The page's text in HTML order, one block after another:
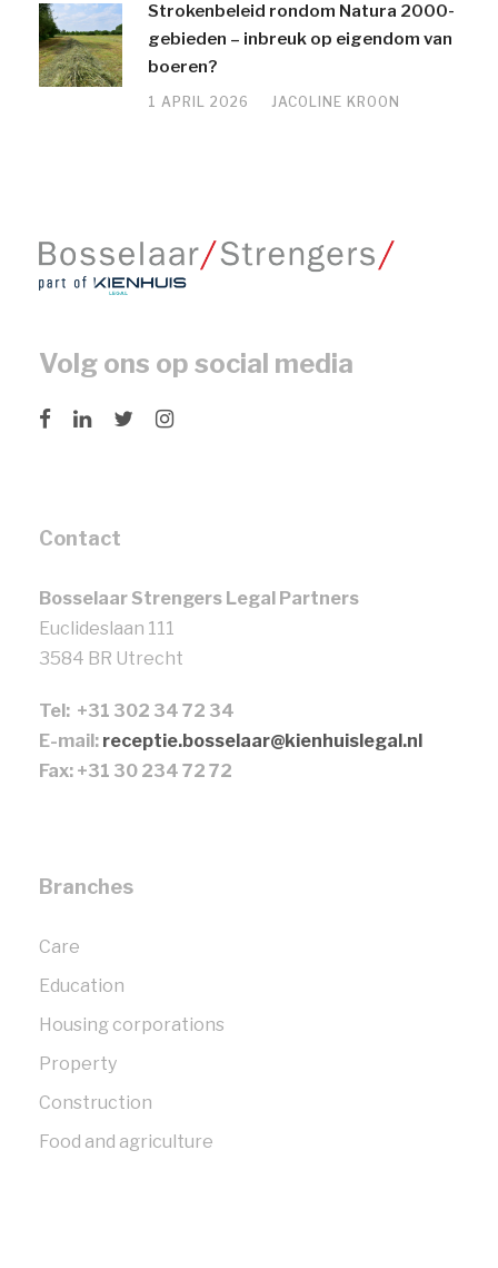
Strokenbeleid rondom Natura 2000-
gebieden – inbreuk op eigendom van
boeren?
1 APRIL 2026 JACOLINE KROON
Volg ons op social media
Contact
Bosselaar Strengers Legal Partners
Euclideslaan 111
3584 BR Utrecht
Tel: +31 302 34 72 34
E-mail: receptie.bosselaar@kienhuislegal.nl
Fax: +31 30 234 72 72
Branches
Care
Education
Housing corporations
Property
Construction
Food and agriculture